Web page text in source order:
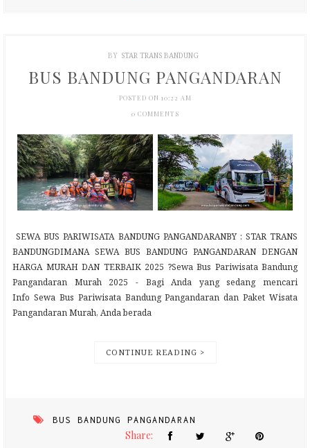
BY STAR TRANS BANDUNG
BUS BANDUNG PANGANDARAN
POSTED ON 10:22 AM
0 COMMENTS
SEWA BUS PARIWISATA BANDUNG PANGANDARANBY : STAR TRANS
BANDUNGDIMANA SEWA BUS BANDUNG PANGANDARAN DENGAN
HARGA MURAH DAN TERBAIK 2025 ?Sewa Bus Pariwisata Bandung
Pangandaran Murah 2025 - Bagi Anda yang sedang mencari
Info Sewa Bus Pariwisata Bandung Pangandaran dan Paket Wisata
Pangandaran Murah, Anda berada
CONTINUE READING >
BUS BANDUNG PANGANDARAN
Share: